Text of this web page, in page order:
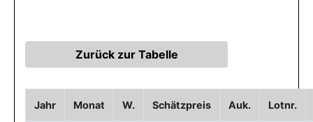
Jahr Monat W. Schätzpreis Auk. Lotnr.